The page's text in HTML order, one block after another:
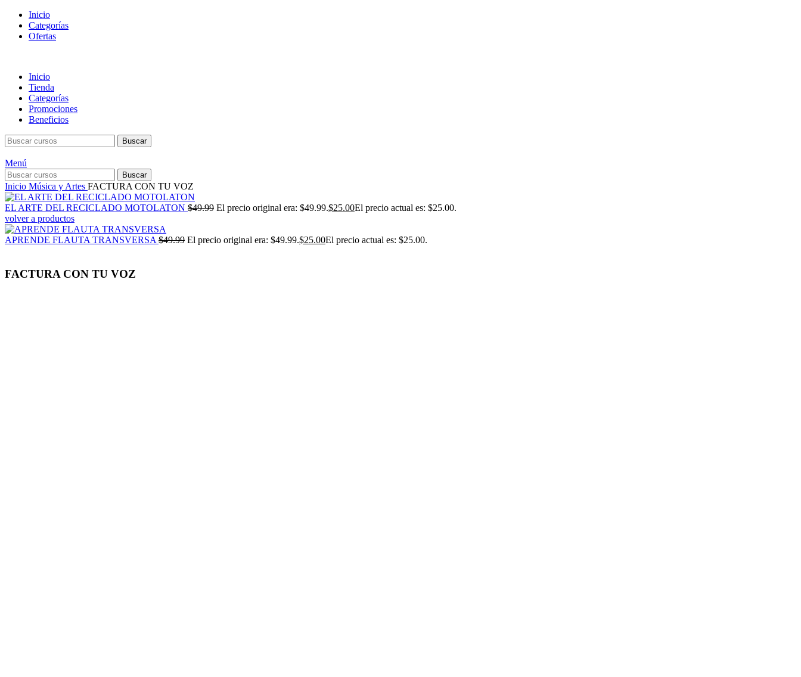
Inicio
Categorías
Ofertas
Inicio
Tienda
Categorías
Promociones
Beneficios
Buscar
Menú
Buscar
Inicio Música y Artes FACTURA CON TU VOZ
EL ARTE DEL RECICLADO MOTOLATON $49.99 El precio original era: $49.99.$25.00El precio actual es: $25.00.
volver a productos
APRENDE FLAUTA TRANSVERSA $49.99 El precio original era: $49.99.$25.00El precio actual es: $25.00.
FACTURA CON TU VOZ